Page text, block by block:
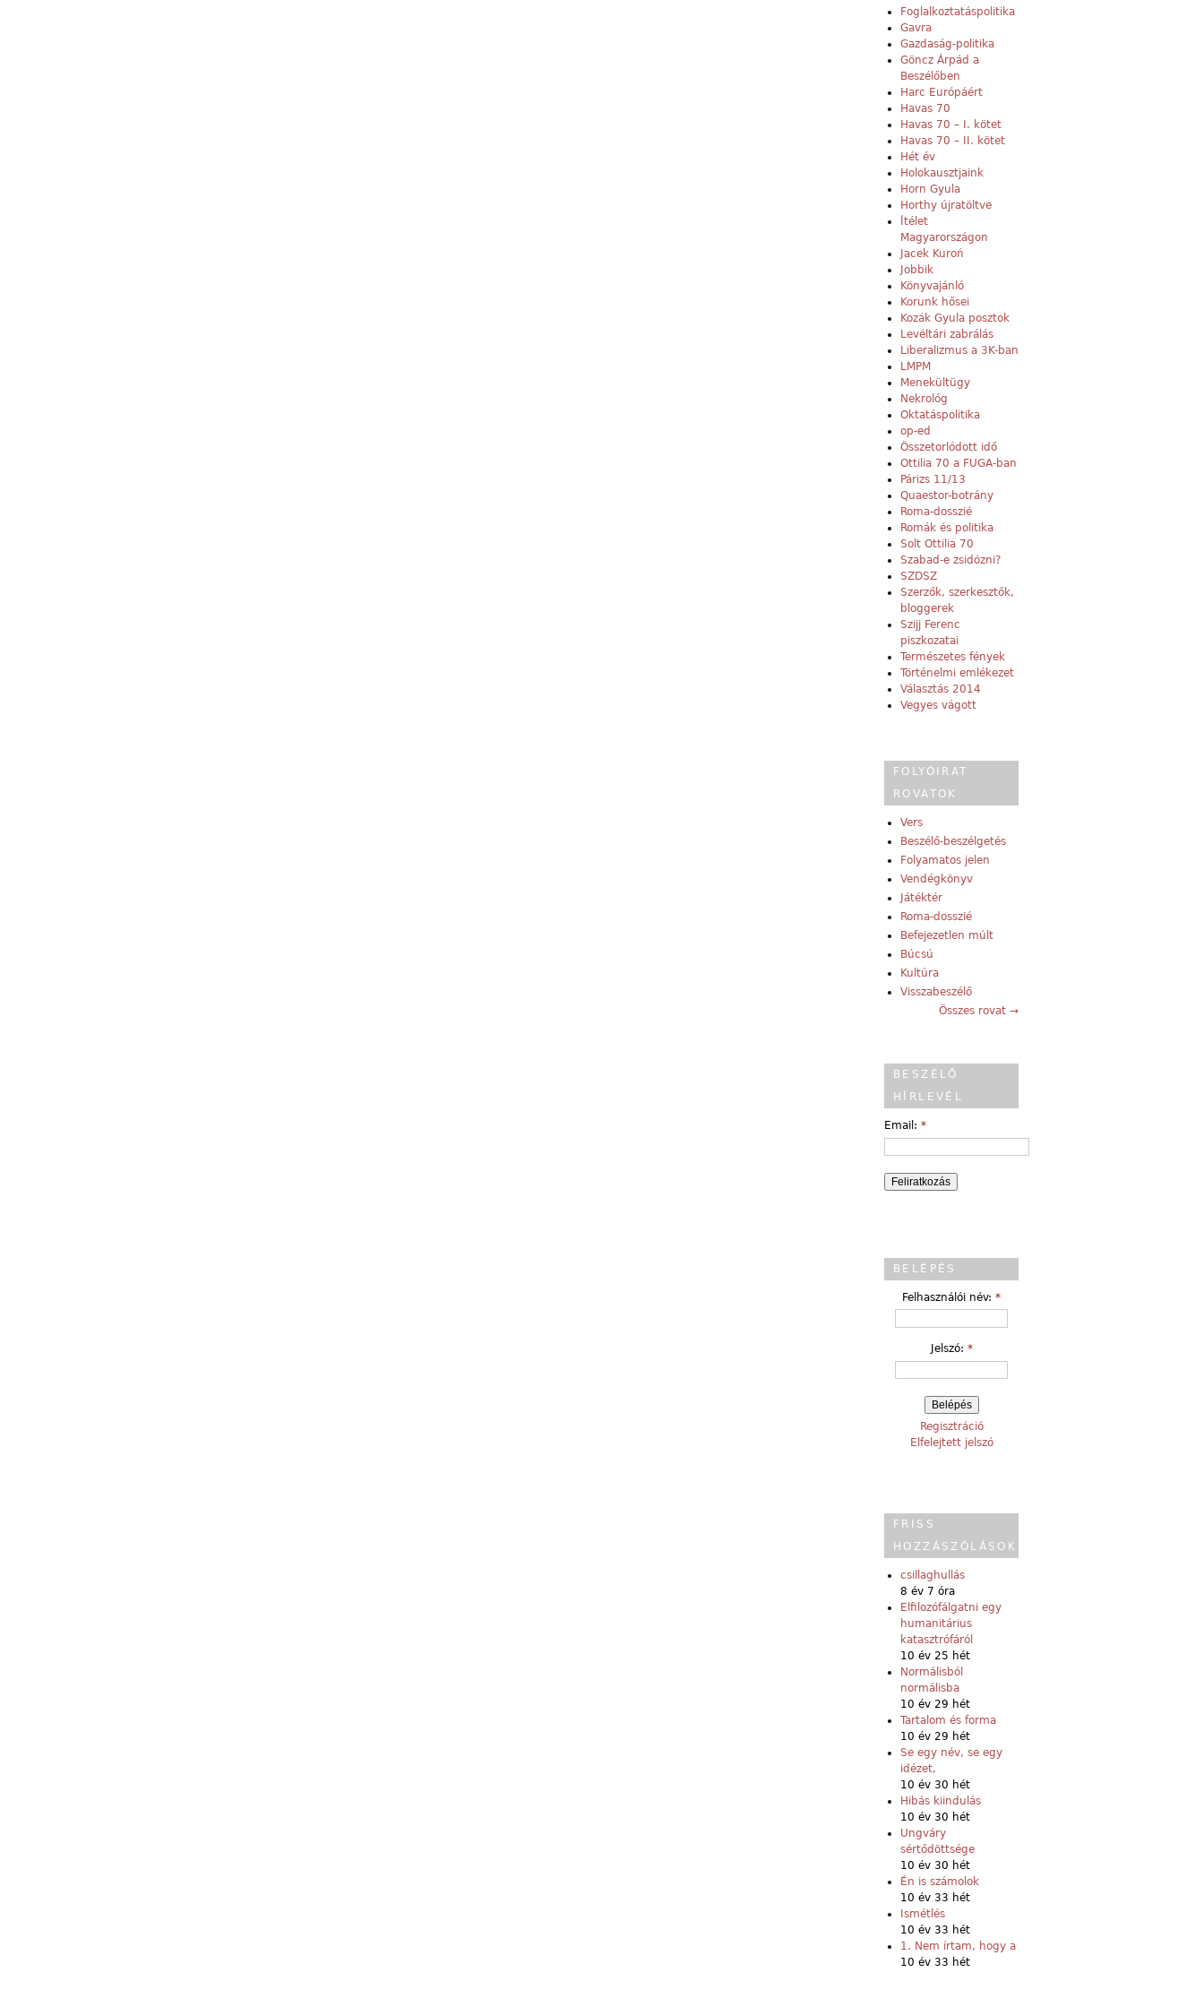
Foglalkoztatáspolitika
Gavra
Gazdaság-politika
Göncz Árpád a
Beszélőben
Harc Európáért
Havas 70
Havas 70 – I. kötet
Havas 70 – II. kötet
Hét év
Holokausztjaink
Horn Gyula
Horthy újratöltve
Ítélet
Magyarországon
Jacek Kuroń
Jobbik
Könyvajánló
Korunk hősei
Kozák Gyula posztok
Levéltári zabrálás
Liberalizmus a 3K-ban
LMPM
Menekültügy
Nekrológ
Oktatáspolitika
op-ed
Összetorlódott idő
Ottilia 70 a FUGA-ban
Párizs 11/13
Quaestor-botrány
Roma-dosszié
Romák és politika
Solt Ottilia 70
Szabad-e zsidózni?
SZDSZ
Szerzők, szerkesztők,
bloggerek
Szijj Ferenc
piszkozatai
Természetes fények
Történelmi emlékezet
Választás 2014
Vegyes vágott
FOLYÓIRAT
ROVATOK
Vers
Beszélő-beszélgetés
Folyamatos jelen
Vendégkönyv
Játéktér
Roma-dosszié
Befejezetlen múlt
Búcsú
Kultúra
Visszabeszélő
Összes rovat →
BESZÉLŐ
HÍRLEVÉL
Email: *
BELÉPÉS
Felhasználói név: *
Jelszó: *
Regisztráció
Elfelejtett jelszó
FRISS
HOZZÁSZÓLÁSOK
csillaghullás
8 év 7 óra
Elfilozófálgatni egy
humanitárius
katasztrófáról
10 év 25 hét
Normálisból
normálisba
10 év 29 hét
Tartalom és forma
10 év 29 hét
Se egy név, se egy
idézet,
10 év 30 hét
Hibás kiindulás
10 év 30 hét
Ungváry
sértődöttsége
10 év 30 hét
Én is számolok
10 év 33 hét
Ismétlés
10 év 33 hét
1. Nem írtam, hogy a
10 év 33 hét